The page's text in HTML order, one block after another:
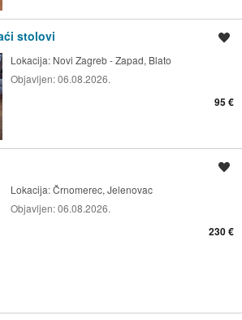
stolovi
Lokacija: Novi Zagreb - Zapad, Blato
Objavljen:06.08.2026.
95 €
Lokacija:Črnomerec, Jelenovac
Objavljen:06.08.2026.
230 €